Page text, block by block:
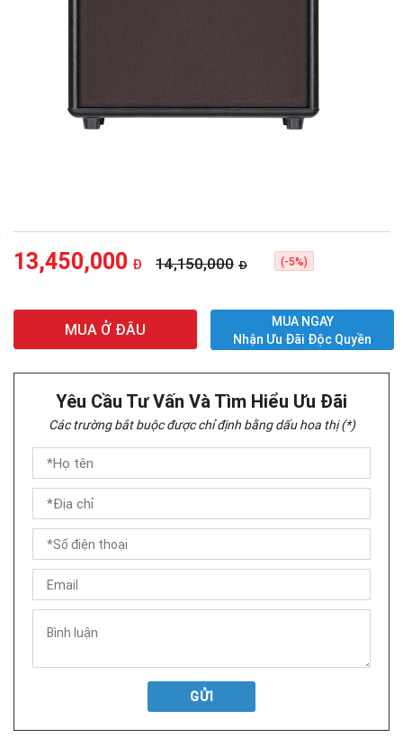
13,450,000 Đ 14,150,000 Đ (-5%)
MUA Ở ĐÂU
MUA NGAY
Nhận Ưu Đãi Độc Quyền
Yêu Cầu Tư Vấn Và Tìm Hiểu Ưu Đãi
Các trường bắt buộc được chỉ định bằng dấu hoa thị (*)
GỬI